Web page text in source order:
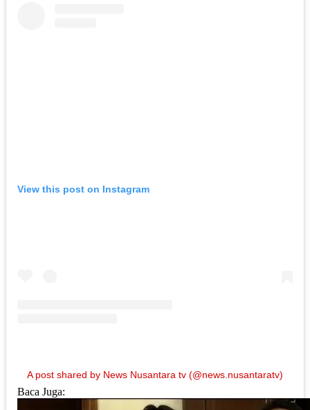
View this post on Instagram
A post shared by News Nusantara tv (@news.nusantaratv)
Baca Juga: